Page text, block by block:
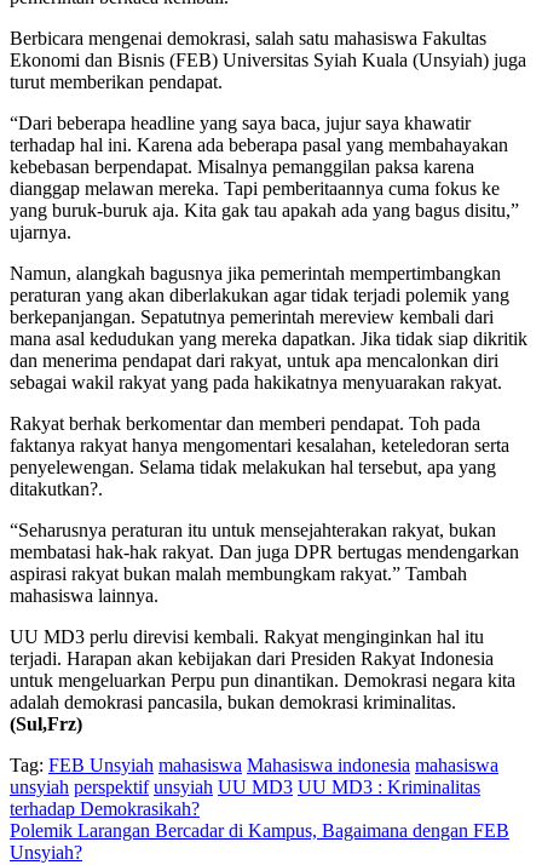
Berbicara mengenai demokrasi, salah satu mahasiswa Fakultas
Ekonomi dan Bisnis (FEB) Universitas Syiah Kuala (Unsyiah) juga
turut memberikan pendapat.
“Dari beberapa headline yang saya baca, jujur saya khawatir
terhadap hal ini. Karena ada beberapa pasal yang membahayakan
kebebasan berpendapat. Misalnya pemanggilan paksa karena
dianggap melawan mereka. Tapi pemberitaannya cuma fokus ke
yang buruk-buruk aja. Kita gak tau apakah ada yang bagus disitu,”
ujarnya.
Namun, alangkah bagusnya jika pemerintah mempertimbangkan
peraturan yang akan diberlakukan agar tidak terjadi polemik yang
berkepanjangan. Sepatutnya pemerintah mereview kembali dari
mana asal kedudukan yang mereka dapatkan. Jika tidak siap dikritik
dan menerima pendapat dari rakyat, untuk apa mencalonkan diri
sebagai wakil rakyat yang pada hakikatnya menyuarakan rakyat.
Rakyat berhak berkomentar dan memberi pendapat. Toh pada
faktanya rakyat hanya mengomentari kesalahan, keteledoran serta
penyelewengan. Selama tidak melakukan hal tersebut, apa yang
ditakutkan?.
“Seharusnya peraturan itu untuk mensejahterakan rakyat, bukan
membatasi hak-hak rakyat. Dan juga DPR bertugas mendengarkan
aspirasi rakyat bukan malah membungkam rakyat.” Tambah
mahasiswa lainnya.
UU MD3 perlu direvisi kembali. Rakyat menginginkan hal itu
terjadi. Harapan akan kebijakan dari Presiden Rakyat Indonesia
untuk mengeluarkan Perpu pun dinantikan. Demokrasi negara kita
adalah demokrasi pancasila, bukan demokrasi kriminalitas.
(Sul,Frz)
Tag: FEB Unsyiah mahasiswa Mahasiswa indonesia mahasiswa
unsyiah perspektif unsyiah UU MD3 UU MD3 : Kriminalitas
terhadap Demokrasikah?
Polemik Larangan Bercadar di Kampus, Bagaimana dengan FEB
Unsyiah?